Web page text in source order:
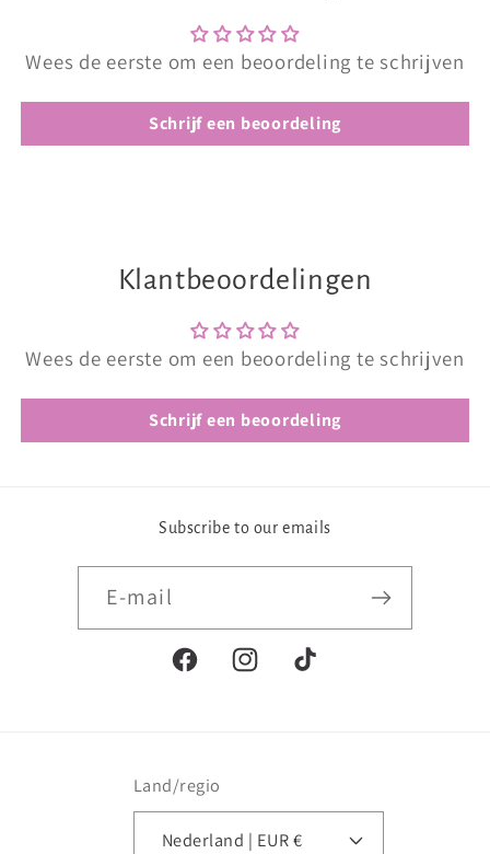
Wees de eerste om een beoordeling te schrijven
Schrijf een beoordeling
Klantbeoordelingen
Wees de eerste om een beoordeling te schrijven
Schrijf een beoordeling
Subscribe to our emails
E‑mail
FacebookInstagramTikTok
Land/regio
Nederland | EUR €